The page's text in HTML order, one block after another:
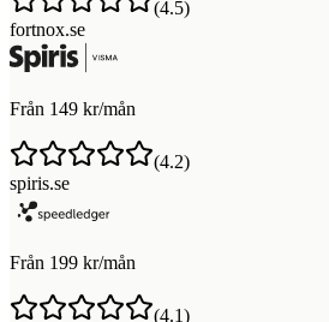
(4.5)
fortnox.se
Från 149 kr/mån
(4.2)
spiris.se
Från 199 kr/mån
(4.1)